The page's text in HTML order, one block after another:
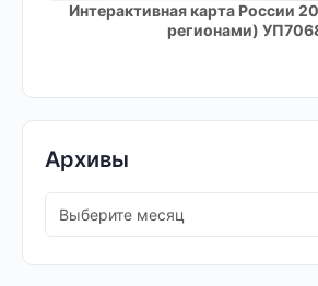
Интерактивная карта России
регионами)
Архивы